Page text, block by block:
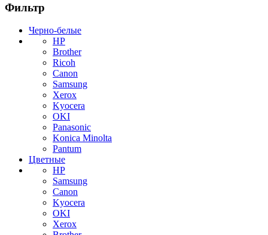
Фильтр
Черно-белые
HP
Brother
Ricoh
Canon
Samsung
Xerox
Kyocera
OKI
Panasonic
Konica Minolta
Pantum
Цветные
HP
Samsung
Canon
Kyocera
OKI
Xerox